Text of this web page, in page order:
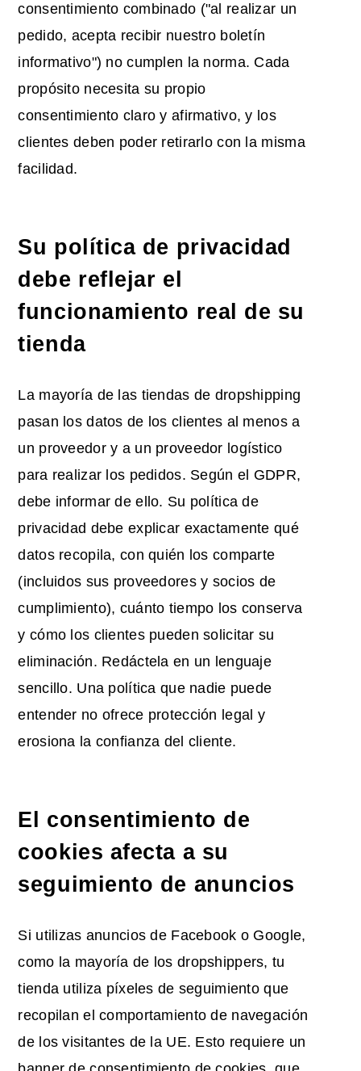
consentimiento combinado ("al realizar un
pedido, acepta recibir nuestro boletín
informativo") no cumplen la norma. Cada
propósito necesita su propio
consentimiento claro y afirmativo, y los
clientes deben poder retirarlo con la misma
facilidad.
Su política de privacidad
debe reflejar el
funcionamiento real de su
tienda
La mayoría de las tiendas de dropshipping
pasan los datos de los clientes al menos a
un proveedor y a un proveedor logístico
para realizar los pedidos. Según el GDPR,
debe informar de ello. Su política de
privacidad debe explicar exactamente qué
datos recopila, con quién los comparte
(incluidos sus proveedores y socios de
cumplimiento), cuánto tiempo los conserva
y cómo los clientes pueden solicitar su
eliminación. Redáctela en un lenguaje
sencillo. Una política que nadie puede
entender no ofrece protección legal y
erosiona la confianza del cliente.
El consentimiento de
cookies afecta a su
seguimiento de anuncios
Si utilizas anuncios de Facebook o Google,
como la mayoría de los dropshippers, tu
tienda utiliza píxeles de seguimiento que
recopilan el comportamiento de navegación
de los visitantes de la UE. Esto requiere un